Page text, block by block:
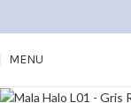
MENU